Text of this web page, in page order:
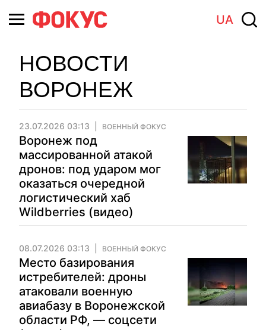
UA
НОВОСТИ
ВОРОНЕЖ
23.07.2026 03:13 ВОЕННЫЙ ФОКУС
Воронеж под
массированной атакой
дронов: под ударом мог
оказаться очередной
логистический хаб
Wildberries (видео)
08.07.2026 03:13 ВОЕННЫЙ ФОКУС
Место базирования
истребителей: дроны
атаковали военную
авиабазу в Воронежской
области РФ, — соцсети